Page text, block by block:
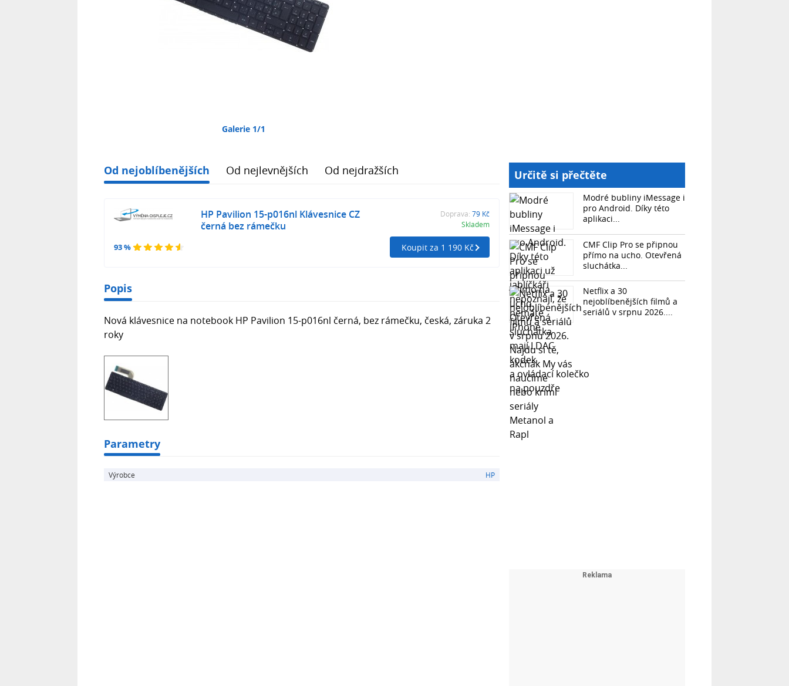
Galerie 1/1
Od nejoblíbenějších Od nejlevnějších Od nejdražších
93 %
HP Pavilion 15-p016nl Klávesnice CZ
černá bez rámečku
Doprava: 79 Kč
Skladem
Koupit za 1 190 Kč
Popis
Nová klávesnice na notebook HP Pavilion 15-p016nl černá, bez rámečku, česká, záruka 2
roky
Parametry
Výrobce HP
Určitě si přečtěte
Modré bubliny iMessage i
pro Android. Díky této
aplikaci...
CMF Clip Pro se připnou
přímo na ucho. Otevřená
sluchátka...
Netflix a 30
nejoblíbenějších filmů a
seriálů v srpnu 2026....